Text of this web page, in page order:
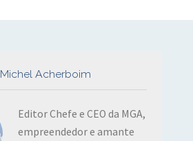
Michel Acherboim
Editor Chefe e CEO da MGA,
empreendedor e amante